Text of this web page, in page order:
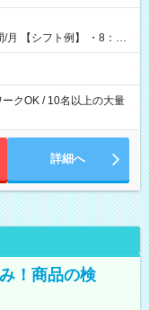
00
クOK / 10名以上の大量
詳細へ
！商品の検